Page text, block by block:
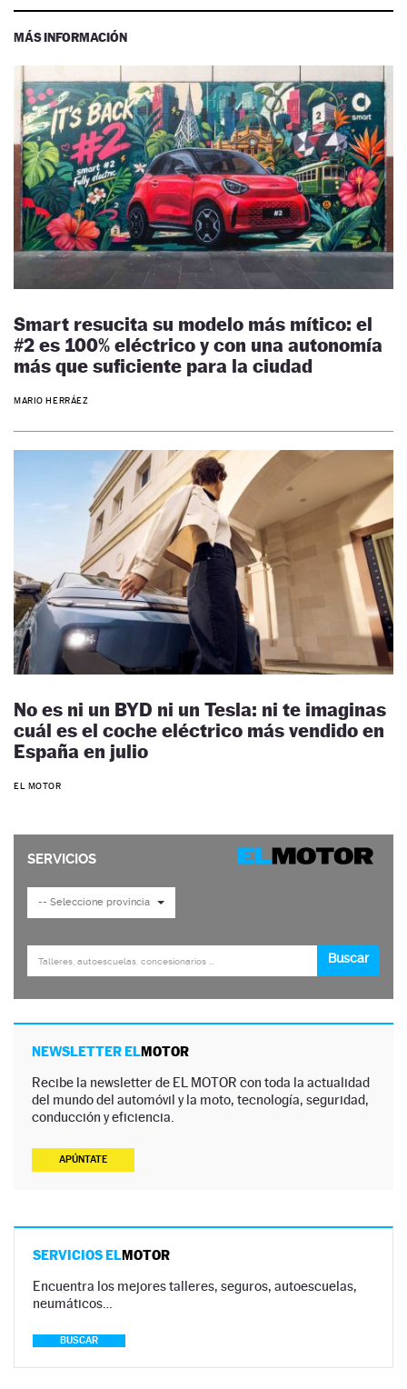
MÁS INFORMACIÓN
Smart resucita su modelo más mítico: el
#2 es 100% eléctrico y con una autonomía
más que suficiente para la ciudad
MARIO HERRÁEZ
No es ni un BYD ni un Tesla: ni te imaginas
cuál es el coche eléctrico más vendido en
España en julio
EL MOTOR
NEWSLETTER ELMOTOR
Recibe la newsletter de EL MOTOR con toda la actualidad
del mundo del automóvil y la moto, tecnología, seguridad,
conducción y eficiencia.
APÚNTATE
SERVICIOS ELMOTOR
Encuentra los mejores talleres, seguros, autoescuelas,
neumáticos…
BUSCAR